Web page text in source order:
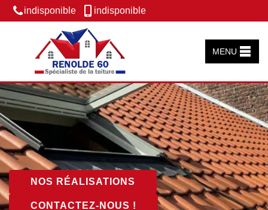
indisponible indisponible
MENU
NOS RÉALISATIONS
CONTACTEZ-NOUS !